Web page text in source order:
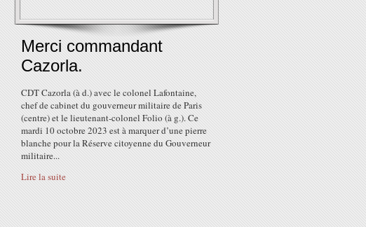
Merci commandant
Cazorla.
CDT Cazorla (à d.) avec le colonel Lafontaine,
chef de cabinet du gouverneur militaire de Paris
(centre) et le lieutenant-colonel Folio (à g.). Ce
mardi 10 octobre 2023 est à marquer d’une pierre
blanche pour la Réserve citoyenne du Gouverneur
militaire...
Lire la suite